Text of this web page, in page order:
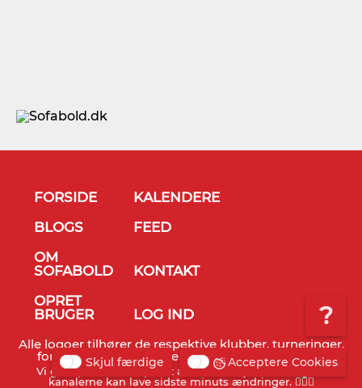
?
FORSIDE
KALENDERE
BLOGS
FEED
OM
SOFABOLD
KONTAKT
OPRET
BRUGER
LOG IND
Alle logoer tilhører de respektive klubber, turneringer,
forbund og TV stationer - © Sofabold 2011-2026
Vi gør opmærksom på, at alt info er vejledende og TV
kanalerne kan lave sidste minuts ændringer. 🤷🏻‍♂️
Skjul færdige Acceptere Cookies